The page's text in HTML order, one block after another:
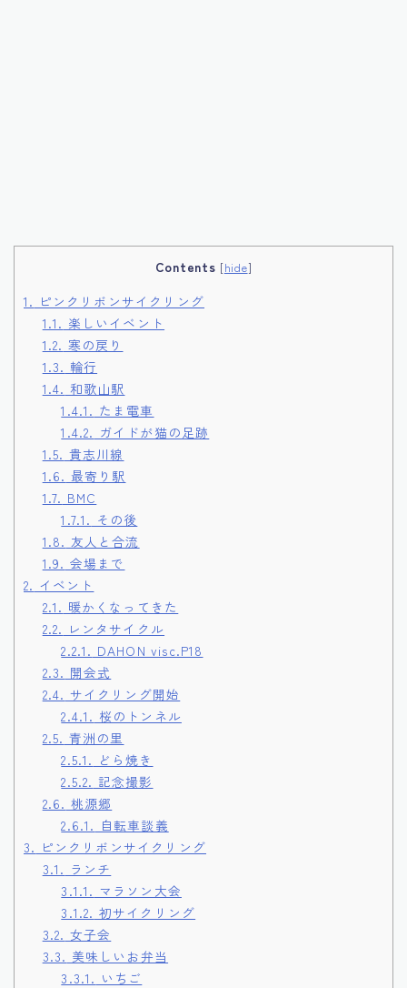
Contents [hide]
1. ピンクリボンサイクリング
1.1. 楽しいイベント
1.2. 寒の戻り
1.3. 輪行
1.4. 和歌山駅
1.4.1. たま電車
1.4.2. ガイドが猫の足跡
1.5. 貴志川線
1.6. 最寄り駅
1.7. BMC
1.7.1. その後
1.8. 友人と合流
1.9. 会場まで
2. イベント
2.1. 暖かくなってきた
2.2. レンタサイクル
2.2.1. DAHON visc.P18
2.3. 開会式
2.4. サイクリング開始
2.4.1. 桜のトンネル
2.5. 青洲の里
2.5.1. どら焼き
2.5.2. 記念撮影
2.6. 桃源郷
2.6.1. 自転車談義
3. ピンクリボンサイクリング
3.1. ランチ
3.1.1. マラソン大会
3.1.2. 初サイクリング
3.2. 女子会
3.3. 美味しいお弁当
3.3.1. いちご